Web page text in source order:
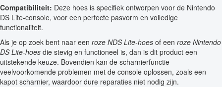
Compatibiliteit: Deze hoes is specifiek ontworpen voor de Nintendo
DS Lite-console, voor een perfecte pasvorm en volledige
functionaliteit.
Als je op zoek bent naar een roze NDS Lite-hoes of een roze Nintendo
DS Lite-hoes die stevig en functioneel is, dan is dit product een
uitstekende keuze. Bovendien kan de scharnierfunctie
veelvoorkomende problemen met de console oplossen, zoals een
kapot scharnier, waardoor dure reparaties niet nodig zijn.